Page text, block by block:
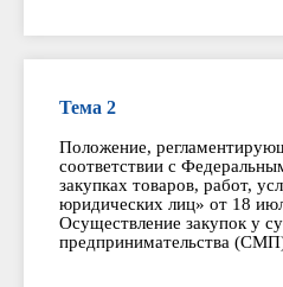
Тема 2
Положение,
соответствии с
закупках товаров, работ,
юридических лиц» от 18
Осуществление закупок у
предпринимательства